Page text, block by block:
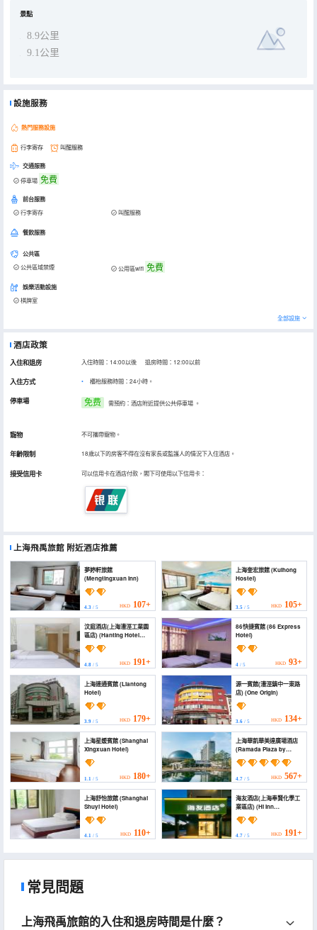
景點
8.9公里
9.1公里
設施服務
熱門服務設施
行李寄存 叫醒服務
交通服務
停車場 免費
前台服務
行李寄存 叫醒服務
餐飲服務
公共區
公共區域禁煙 公用區wifi 免費
娛樂活動設施
棋牌室
全部設施
酒店政策
入住和退房 入住時間：14:00以後 退房時間：12:00以前
入住方式 櫃枱服務時間：24小時。
停車場 免费 需預約：酒店附近提供公共停車場 。
寵物 不可攜帶寵物。
年齡限制 18歲以下的房客不得在沒有家長或監護人的情況下入住酒店。
接受信用卡 可以信用卡在酒店付款，閣下可使用以下信用卡：
上海飛禹旅館 附近酒店推薦
夢婷軒旅館
(Mengtingxuan Inn)
4.3 / 5 HKD 107+
上海奎宏旅館 (Kuihong
Hostel)
3.5/ 5 HKD 105+
汶庭酒店(上海漕涇工業園
區店) (Hanting Hotel
(Shanghai Caojing
Industrial Park))
4.8 / 5 HKD 191+
86快捷賓館 (86 Express
Hotel)
4/ 5 HKD 93+
上海連通賓館 (Liantong
Hotel)
3.9 / 5 HKD 179+
源一賓館(漕涇鎮中一東路
店) (One Origin)
3.6/ 5 HKD 134+
上海星媛賓館 (Shanghai
Xingxuan Hotel)
1.1 / 5 HKD 180+
上海華凱華美達廣場酒店
(Ramada Plaza by
Wyndham SinoBay
Shanghai)
4.7/ 5 HKD 567+
上海舒怡旅館 (Shanghai
Shuyi Hotel)
4.1 / 5 HKD 110+
海友酒店(上海奉賢化學工
業區店) (Hi Inn
(Shanghai Fengxian
Chemical Industrial
Zone))
4.7/ 5 HKD 191+
常見問題
上海飛禹旅館的入住和退房時間是什麼？